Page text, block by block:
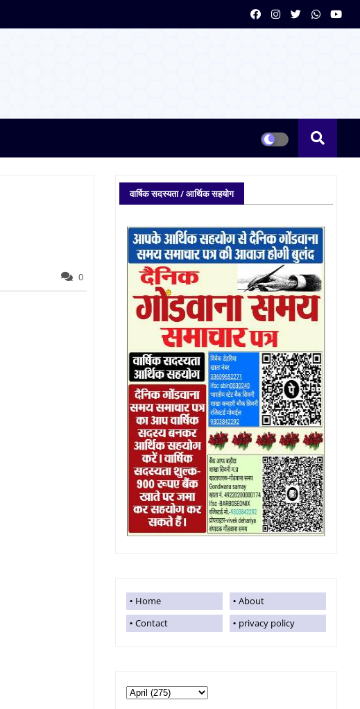
0
वार्षिक सदस्यता / आर्थिक सहयोग
Home
About
Contact
privacy policy